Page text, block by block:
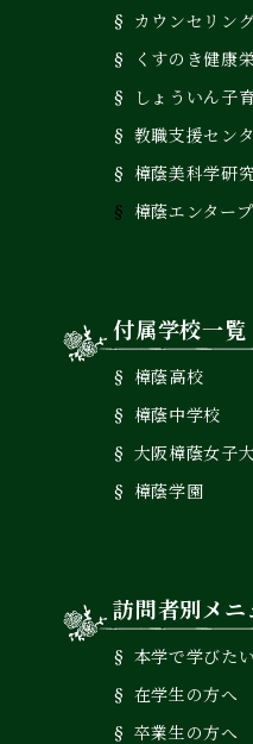
カウンセリン
くすのき健康
しょういん子
教職支援セン
樟蔭美科学研
樟蔭エンター
付属学校一覧
樟蔭高校
樟蔭中学校
大阪樟蔭女子
樟蔭学園
訪問者別メニ
本学で学びた
在学生の方へ
卒業生の方へ